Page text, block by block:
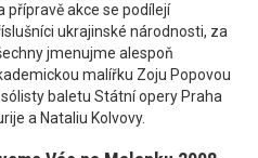
přípravě akce se podílejí
ukrajinské národnosti, za
jmenujme alespoň
malířku Zoju Popovou
baletu Státní opery Praha
a Nataliu Kolvovy.